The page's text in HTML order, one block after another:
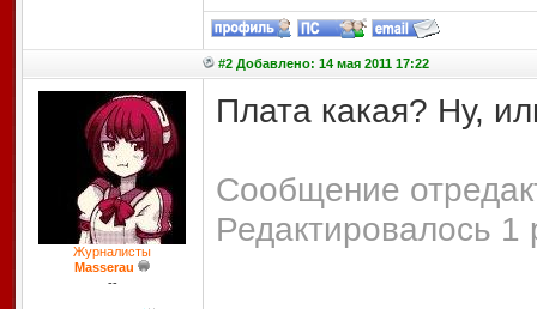
#2 Добавлено: 14 мая 2011 17:22
Журналисты
Masserau
--
Плата какая? Ну,
Сообщение
Редактировалось 1